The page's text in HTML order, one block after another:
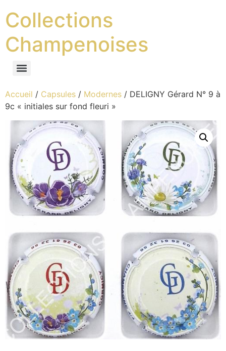
Collections
Champenoises
Accueil / Capsules / Modernes / DELIGNY Gérard N° 9 à
9c « initiales sur fond fleuri »